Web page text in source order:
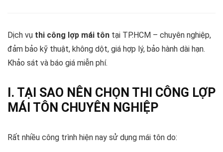
Dịch vụ thi công lợp mái tôn tại TP.HCM – chuyên nghiệp,
đảm bảo kỹ thuật, không dột, giá hợp lý, bảo hành dài hạn.
Khảo sát và báo giá miễn phí.
I. TẠI SAO NÊN CHỌN THI CÔNG LỢP
MÁI TÔN CHUYÊN NGHIỆP
Rất nhiều công trình hiện nay sử dụng mái tôn do: